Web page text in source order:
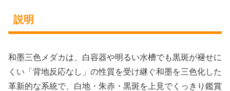
説明
和墨三色メダカは、白容器や明るい水槽でも黒斑が褪せに
くい「背地反応なし」の性質を受け継ぐ和墨を三色化した
革新的な系統で、白地・朱赤・黒斑を上見でくっきり鑑賞